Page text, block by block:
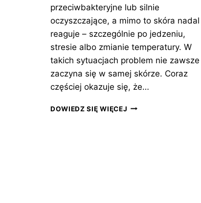
przeciwbakteryjne lub silnie
oczyszczające, a mimo to skóra nadal
reaguje – szczególnie po jedzeniu,
stresie albo zmianie temperatury. W
takich sytuacjach problem nie zawsze
zaczyna się w samej skórze. Coraz
częściej okazuje się, że…
DOWIEDZ SIĘ WIĘCEJ WYPRYSKI